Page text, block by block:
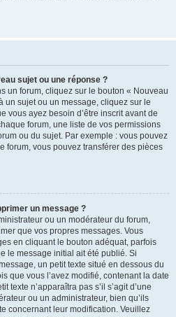
sujet ou une réponse ?
un forum, cliquez sur le bouton « Nouveau
un sujet ou un message, cliquez sur le
vous ayez besoin d’être inscrit avant de
forum, une liste de vos permissions
ou du sujet. Par exemple : vous pouvez
forum, vous pouvez transférer des pièces
un message ?
ou un modérateur du forum,
que vos propres messages. Vous
en cliquant le bouton adéquat, parfois
le message initial ait été publié. Si
un petit texte situé en dessous du
que vous l’avez modifié, contenant la date
texte n’apparaîtra pas s’il s’agit d’une
ou un administrateur, bien qu’ils
concernant leur modification. Veuillez